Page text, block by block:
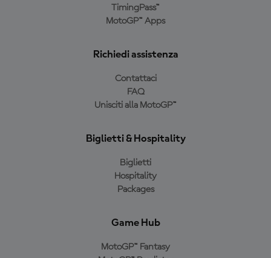
TimingPass™
MotoGP™ Apps
Richiedi assistenza
Contattaci
FAQ
Unisciti alla MotoGP™
Biglietti & Hospitality
Biglietti
Hospitality
Packages
Game Hub
MotoGP™ Fantasy